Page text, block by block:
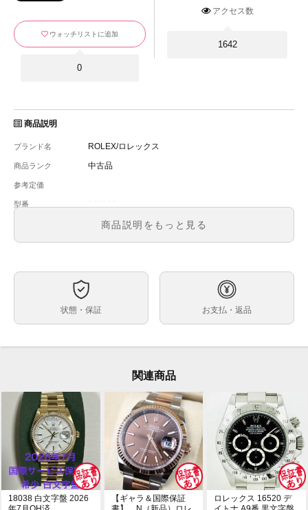
アクセス数
1642
ウォッチリストに追加
0
商品説明
ブランド名 ROLEX/ロレックス
商品ランク 中古品
参考定価
型番
メンズ
文字盤 黒文字盤
41ｍｍ
ケース素材
ンクロノメータータグ
ド10時位置に小さな打痕がございますが、他に目立つ
キズや大きな打痕の無い状態でございます。
コメント
現行のサブマリーナノンデイト Ref.124060 が入荷しま
ムーブメントが最新のCal.3230になり、約70時間パワ
ーリザーブで、クロナジーエスケープメントと呼ばれる
脱進機、ニッケル・リン合金を使用した、耐磁性能も高
いムーブメントとなっています。
ケースなどにもマイナーチェンジが施されています。
商品説明をもっと見る
状態・保証 お支払・返品
関連商品
18038 白文字盤 2026
【ギャラ＆国際保証
ロレックス 16520 デ